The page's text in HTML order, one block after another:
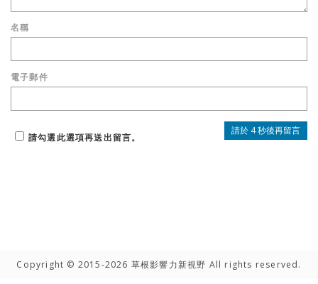
名稱
電子郵件
請勾選此選項再送出留言。
Copyright © 2015-2026 草根影響力新視野 All rights reserved.